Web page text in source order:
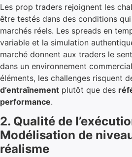
Les prop traders rejoignent les
être testés dans des conditions
marchés réels. Les spreads en
variable et la simulation
marché donnent aux traders le
dans un environnement
éléments, les challenges risquent
d’entraînement plutôt que des
performance.
2. Qualité de
Modélisation de
réalisme